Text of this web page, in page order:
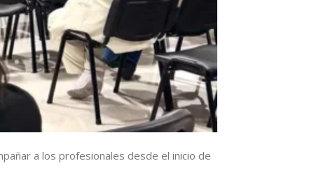
a los profesionales desde el inicio de